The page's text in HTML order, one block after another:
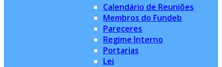
Calendário de Reuniões
Membros do Fundeb
Pareceres
Regime Interno
Portarias
Lei